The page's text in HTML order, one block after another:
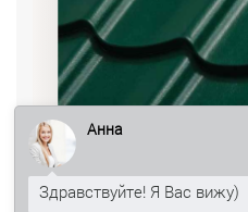
Анна
Здравствуйте! Я Вас вижу)